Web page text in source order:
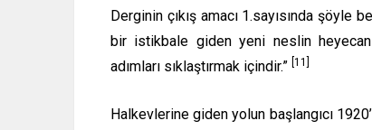
Derginin çıkış amacı 1.sayısında şöyle
bir istikbale giden yeni neslin
adımları sıklaştırmak içindir.” [11]
Halkevlerine giden yolun başlangıcı